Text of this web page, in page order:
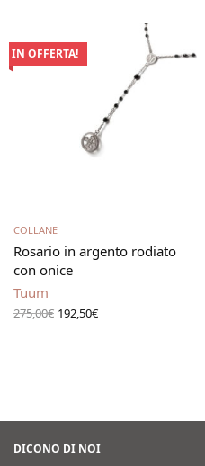
IN OFFERTA!
Aggiungi al carrello
COLLANE
Rosario in argento rodiato
con onice
Tuum
275,00€ Il prezzo
originale
192,50€Il
DICONO DI NOI